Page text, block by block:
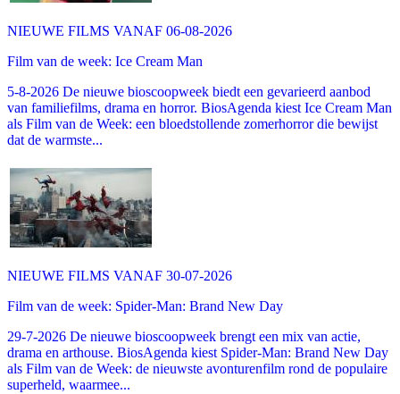
NIEUWE FILMS VANAF 06-08-2026
Film van de week: Ice Cream Man
5-8-2026 De nieuwe bioscoopweek biedt een gevarieerd aanbod
van familiefilms, drama en horror. BiosAgenda kiest Ice Cream Man
als Film van de Week: een bloedstollende zomerhorror die bewijst
dat de warmste...
NIEUWE FILMS VANAF 30-07-2026
Film van de week: Spider-Man: Brand New Day
29-7-2026 De nieuwe bioscoopweek brengt een mix van actie,
drama en arthouse. BiosAgenda kiest Spider-Man: Brand New Day
als Film van de Week: de nieuwste avonturenfilm rond de populaire
superheld, waarmee...